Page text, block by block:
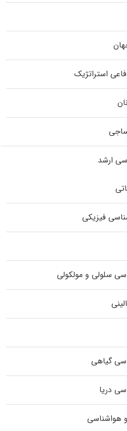
استراتژیک
ارشد
فیزیکی
سلولی و مولکولی
گیاهی
دریا
هواشناسی